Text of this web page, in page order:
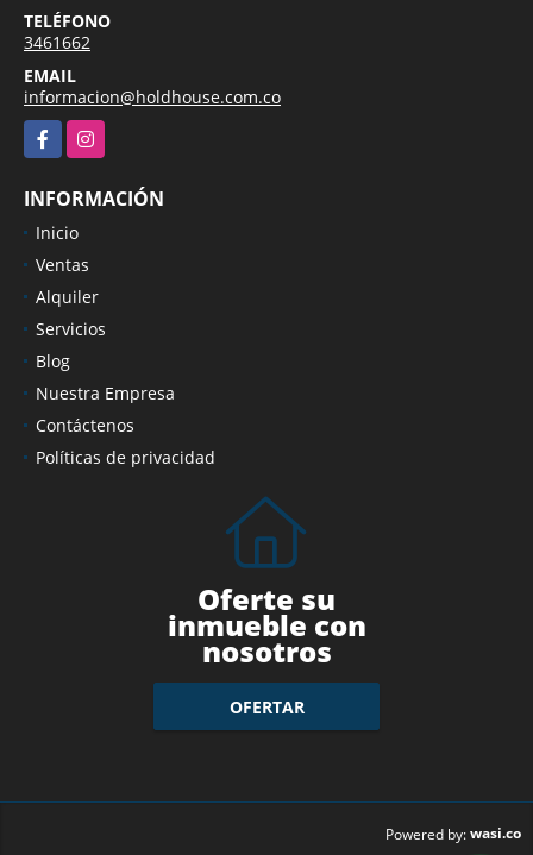
TELÉFONO
3461662
EMAIL
informacion@holdhouse.com.co
FacebookInstagram
INFORMACIÓN
Inicio
Ventas
Alquiler
Servicios
Blog
Nuestra Empresa
Contáctenos
Políticas de privacidad
Oferte su
inmueble con
nosotros
OFERTAR
Powered by:wasi.co